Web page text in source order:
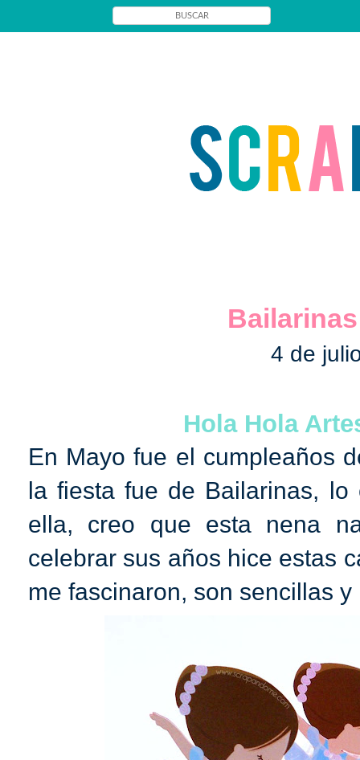
4 de
Hola Hola
En Mayo fue el cumpleaños
la fiesta fue de Bailarinas,
ella, creo que esta nena
celebrar sus años hice estas
me fascinaron, son sencillas